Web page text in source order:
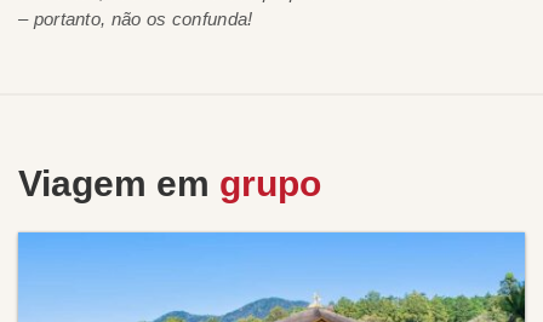
– portanto, não os confunda!
Viagem em grupo